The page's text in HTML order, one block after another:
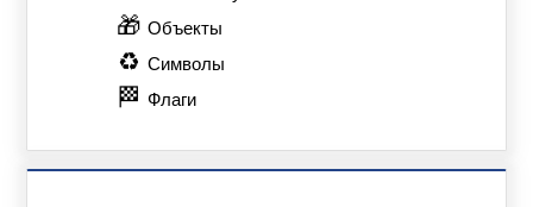
🎁 Объекты
♻ Символы
🏁 Флаги